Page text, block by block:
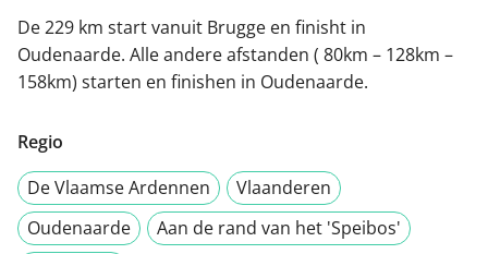
De 229 km start vanuit Brugge en finisht in
Oudenaarde. Alle andere afstanden ( 80km – 128km –
158km) starten en finishen in Oudenaarde.
Regio
De Vlaamse Ardennen
Vlaanderen
Oudenaarde
Aan de rand van het 'Speibos'